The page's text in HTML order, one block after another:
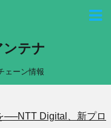
ンテナ
ェーン情報
──NTT Digital、新プロ